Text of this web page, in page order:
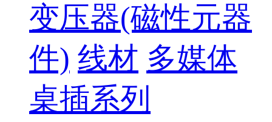
变压器(磁性元器
件) 线材 多媒体
桌插系列